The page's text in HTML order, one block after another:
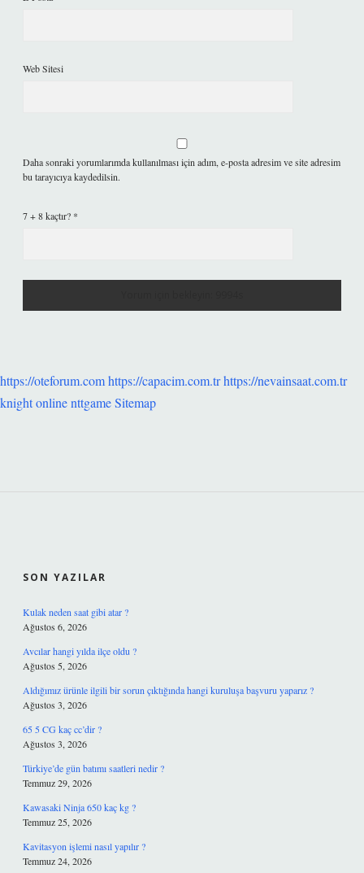
Web Sitesi
Daha sonraki yorumlarımda kullanılması için adım, e-posta adresim ve site adresim
bu tarayıcıya kaydedilsin.
7 + 8 kaçtır? *
https://oteforum.comhttps://capacim.com.trhttps://nevainsaat.com.tr
knight onlinenttgameSitemap
SON YAZILAR
Kulak neden saat gibi atar ?
Ağustos 6, 2026
Avcılar hangi yılda ilçe oldu ?
Ağustos 5, 2026
Aldığımız ürünle ilgili bir sorun çıktığında hangi kuruluşa başvuru yaparız ?
Ağustos 3, 2026
65 5 CG kaç cc’dir ?
Ağustos 3, 2026
Türkiye’de gün batımı saatleri nedir ?
Temmuz 29, 2026
Kawasaki Ninja 650 kaç kg ?
Temmuz 25, 2026
Kavitasyon işlemi nasıl yapılır ?
Temmuz 24, 2026